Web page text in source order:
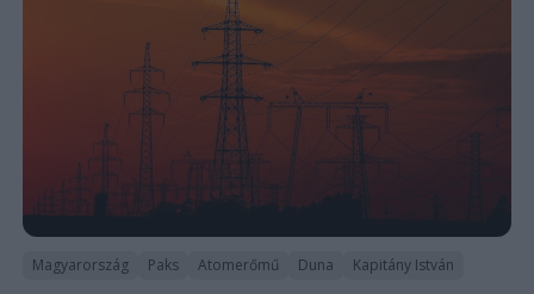
Magyarország Paks Atomerőmű Duna Kapitány István